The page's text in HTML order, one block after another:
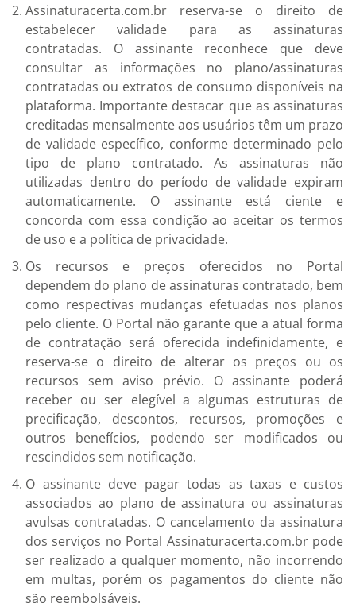
Assinaturacerta.com.br reserva-se o direito de
estabelecer validade para as assinaturas
contratadas. O assinante reconhece que deve
consultar as informações no plano/assinaturas
contratadas ou extratos de consumo disponíveis na
plataforma. Importante destacar que as assinaturas
creditadas mensalmente aos usuários têm um prazo
de validade específico, conforme determinado pelo
tipo de plano contratado. As assinaturas não
utilizadas dentro do período de validade expiram
automaticamente. O assinante está ciente e
concorda com essa condição ao aceitar os termos
de uso e a política de privacidade.
Os recursos e preços oferecidos no Portal
dependem do plano de assinaturas contratado, bem
como respectivas mudanças efetuadas nos planos
pelo cliente. O Portal não garante que a atual forma
de contratação será oferecida indefinidamente, e
reserva-se o direito de alterar os preços ou os
recursos sem aviso prévio. O assinante poderá
receber ou ser elegível a algumas estruturas de
precificação, descontos, recursos, promoções e
outros benefícios, podendo ser modificados ou
rescindidos sem notificação.
O assinante deve pagar todas as taxas e custos
associados ao plano de assinatura ou assinaturas
avulsas contratadas. O cancelamento da assinatura
dos serviços no Portal Assinaturacerta.com.br pode
ser realizado a qualquer momento, não incorrendo
em multas, porém os pagamentos do cliente não
são reembolsáveis.